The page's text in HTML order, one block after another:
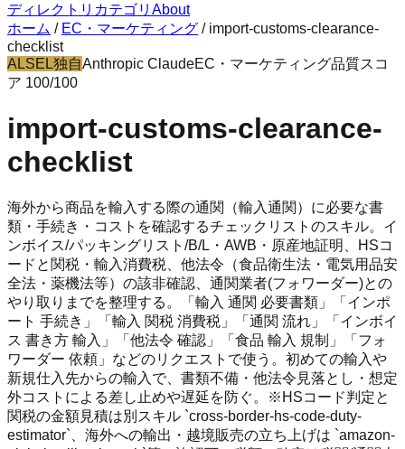
ディレクトリ カテゴリ About
ホーム / EC・マーケティング / import-customs-clearance-
checklist
ALSEL独自Anthropic ClaudeEC・マーケティング品質スコ
ア 100/100
import-customs-clearance-
checklist
海外から商品を輸入する際の通関（輸入通関）に必要な書
類・手続き・コストを確認するチェックリストのスキル。イ
ンボイス/パッキングリスト/B/L・AWB・原産地証明、HSコ
ードと関税・輸入消費税、他法令（食品衛生法・電気用品安
全法・薬機法等）の該非確認、通関業者(フォワーダー)との
やり取りまでを整理する。「輸入 通関 必要書類」「インポ
ート 手続き」「輸入 関税 消費税」「通関 流れ」「インボイ
ス 書き方 輸入」「他法令 確認」「食品 輸入 規制」「フォ
ワーダー 依頼」などのリクエストで使う。初めての輸入や
新規仕入先からの輸入で、書類不備・他法令見落とし・想定
外コストによる差し止めや遅延を防ぐ。※HSコード判定と
関税の金額見積は別スキル `cross-border-hs-code-duty-
estimator`、海外への輸出・越境販売の立ち上げは `amazon-